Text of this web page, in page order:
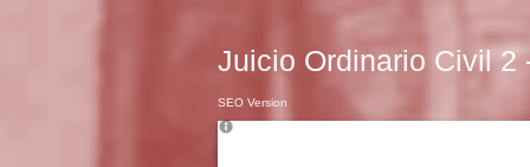
Juicio Ordinario Civil 2
SEO Version